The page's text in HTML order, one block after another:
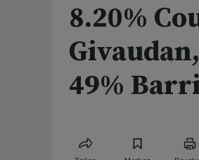
8.20%
49%